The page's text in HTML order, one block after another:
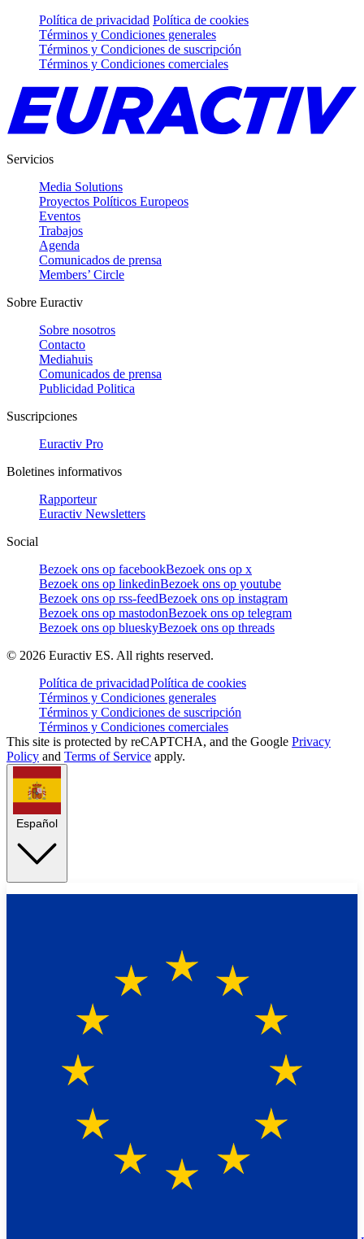
Política de privacidad Política de cookies
Términos y Condiciones generales
Términos y Condiciones de suscripción
Términos y Condiciones comerciales
Servicios
Media Solutions
Proyectos Políticos Europeos
Eventos
Trabajos
Agenda
Comunicados de prensa
Members’ Circle
Sobre Euractiv
Sobre nosotros
Contacto
Mediahuis
Comunicados de prensa
Publicidad Politica
Suscripciones
Euractiv Pro
Boletines informativos
Rapporteur
Euractiv Newsletters
Social
Bezoek ons op facebookBezoek ons op x
Bezoek ons op linkedinBezoek ons op youtube
Bezoek ons op rss-feedBezoek ons op instagram
Bezoek ons op mastodonBezoek ons op telegram
Bezoek ons op blueskyBezoek ons op threads
© 2026 Euractiv ES. All rights reserved.
Política de privacidadPolítica de cookies
Términos y Condiciones generales
Términos y Condiciones de suscripción
Términos y Condiciones comerciales
This site is protected by reCAPTCHA, and the Google Privacy
Policy and Terms of Service apply.
Español